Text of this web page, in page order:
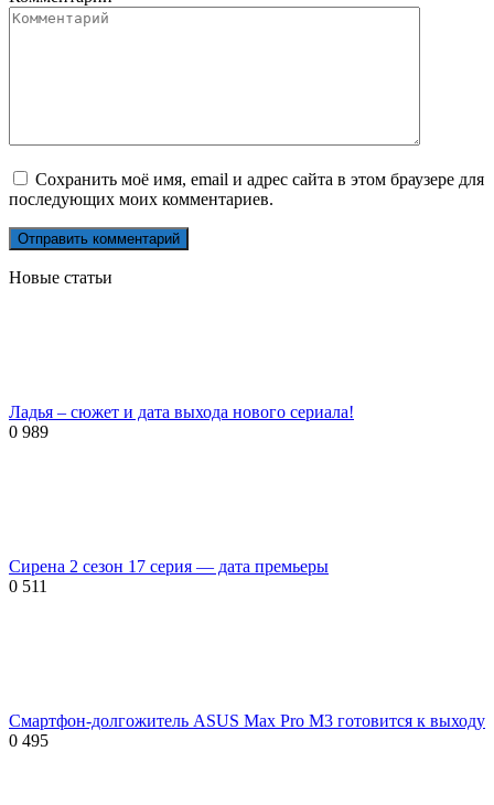
Сохранить моё имя, email и адрес сайта в этом браузере для
последующих моих комментариев.
Новые статьи
Ладья – сюжет и дата выхода нового сериала!
0 989
Сирена 2 сезон 17 серия — дата премьеры
0 511
Смартфон-долгожитель ASUS Max Pro M3 готовится к выходу
0 495